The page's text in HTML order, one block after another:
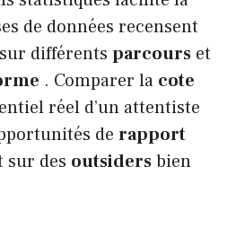
de données recensent
différents parcours et
. Comparer la cote
réel d’un attentiste
de rapport
sur des outsidersbien